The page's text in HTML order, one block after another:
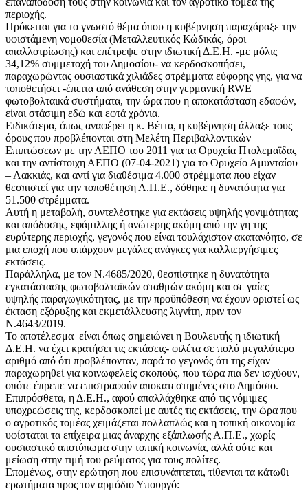
περιοχής.
Πρόκειται για το γνωστό θέμα όπου η κυβέρνηση παραχάραξε την
υφιστάμενη νομοθεσία (Μεταλλευτικός Κώδικάς, όροι
απαλλοτρίωσης) και επέτρεψε στην ιδιωτική Δ.Ε.Η. -με μόλις
34,12% συμμετοχή του Δημοσίου- να κερδοσκοπήσει,
παραχωρώντας ουσιαστικά χιλιάδες στρέμματα εύφορης γης, για να
τοποθετήσει -έπειτα από ανάθεση στην γερμανική RWE
φωτοβολταικά συστήματα, την ώρα που η αποκατάσταση εδαφών,
είναι στάσιμη εδώ και εφτά χρόνια.
Ειδικότερα, όπως αναφέρει η κ. Βέττα, η κυβέρνηση άλλαξε τους
όρους που προβλέπονται στη Μελέτη Περιβαλλοντικών
Επιπτώσεων με την ΑΕΠΟ του 2011 για τα Ορυχεία Πτολεμαΐδας
και την αντίστοιχη ΑΕΠΟ (07-04-2021) για το Ορυχείο Αμυνταίου
– Λακκιάς, και αντί για διαθέσιμα 4.000 στρέμματα που είχαν
θεσπιστεί για την τοποθέτηση Α.Π.Ε., δόθηκε η δυνατότητα για
51.500 στρέμματα.
Αυτή η μεταβολή, συντελέστηκε για εκτάσεις υψηλής γονιμότητας
και απόδοσης, εφάμιλλης ή ανώτερης ακόμη από την γη της
ευρύτερης περιοχής, γεγονός που είναι τουλάχιστον ακατανόητο, σε
μια εποχή που υπάρχουν μεγάλες ανάγκες για καλλιεργήσιμες
εκτάσεις.
Παράλληλα, με τον Ν.4685/2020, θεσπίστηκε η δυνατότητα
εγκατάστασης φωτοβολταϊκών σταθμών ακόμη και σε γαίες
υψηλής παραγωγικότητας, με την προϋπόθεση να έχουν οριστεί ως
έκταση εξόρυξης και εκμετάλλευσης λιγνίτη, πριν τον
Ν.4643/2019.
Το αποτέλεσμα είναι όπως σημειώνει η Βουλευτής η ιδιωτική
Δ.Ε.Η. να έχει κρατήσει τις εκτάσεις- φιλέτα σε πολύ μεγαλύτερο
αριθμό από ότι προβλέπονταν, παρά το γεγονός ότι της είχαν
παραχωρηθεί για κοινωφελείς σκοπούς, που τώρα πια δεν ισχύουν,
οπότε έπρεπε να επιστραφούν αποκατεστημένες στο Δημόσιο.
Επιπρόσθετα, η Δ.Ε.Η., αφού απαλλάχθηκε από τις νόμιμες
υποχρεώσεις της, κερδοσκοπεί με αυτές τις εκτάσεις, την ώρα που
ο αγροτικός τομέας χειμάζεται πολλαπλώς και η τοπική οικονομία
υφίσταται τα επίχειρα μιας άναρχης εξάπλωσής Α.Π.Ε., χωρίς
ουσιαστικό αποτύπωμα στην τοπική κοινωνία, αλλά ούτε και
μείωση στην τιμή του ρεύματος για τους πολίτες.
Επομένως, στην ερώτηση που επισυνάπτεται, τίθενται τα κάτωθι
ερωτήματα προς τον αρμόδιο Υπουργό: